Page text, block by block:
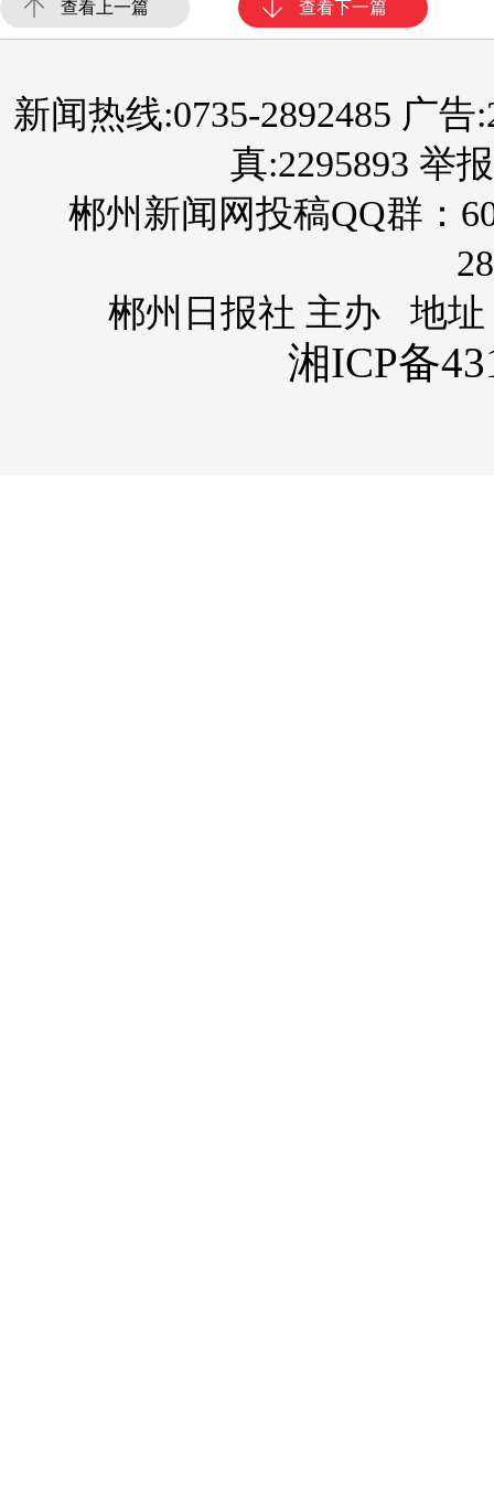
查看上一篇 查看下一篇
新闻热线:0735-2892485 广告
真:2295893 举
郴州新闻网投稿QQ群：
郴州日报社 主办 地址
湘ICP备